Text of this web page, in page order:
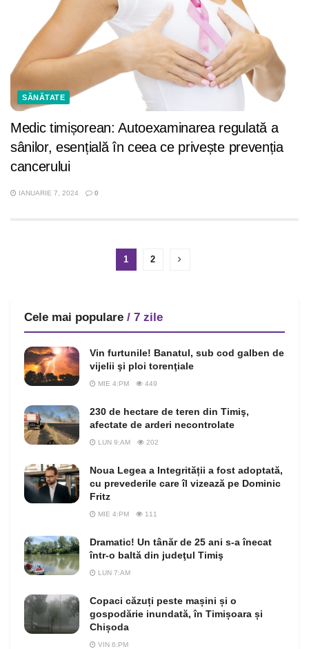
SĂNĂTATE
Medic timișorean: Autoexaminarea regulată a
sânilor, esențială în ceea ce privește prevenția
cancerului
IANUARIE 7, 2024 0
1 2
Cele mai populare / 7 zile
Vin furtunile! Banatul, sub cod galben de
vijelii şi ploi torenţiale
MIE 4:PM 449
230 de hectare de teren din Timiş,
afectate de arderi necontrolate
LUN 9:AM 202
Noua Legea a Integrității a fost adoptată,
cu prevederile care îl vizează pe Dominic
Fritz
MIE 4:PM 111
Dramatic! Un tânăr de 25 ani s-a înecat
într-o baltă din judeţul Timiş
LUN 7:AM
Copaci căzuți peste mașini și o
gospodărie inundată, în Timișoara și
Chișoda
VIN 6:PM